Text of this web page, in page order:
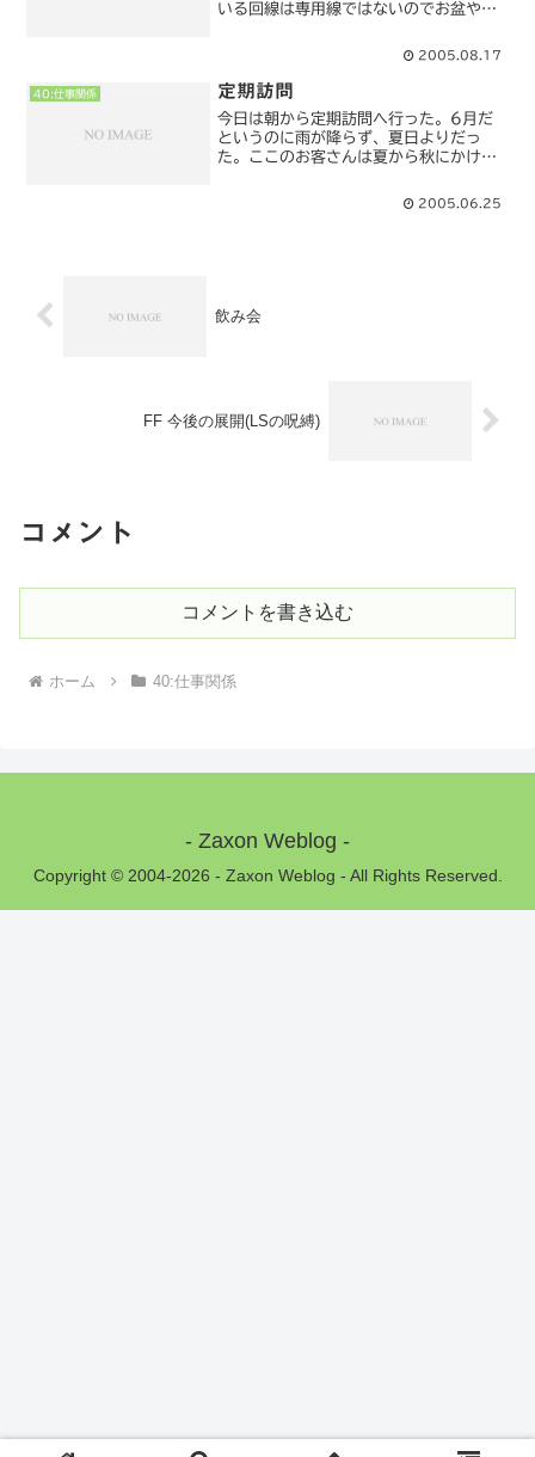
いる回線は専用線ではないのでお盆やお
メール等の処理でネットワークを使用し
眠い頭で判断し、午前中様...
2005.08.17
40:仕事関係 定期訪問
今日は朝から定期訪問へ行った。6月だ
というのに雨が降らず、夏日よりだっ
た。ここのお客さんは夏から秋にかけて
バージョンから数えると4年目になる。
初期バージョンから考えると大規模化し
2005.06.25
飲み会
FF 今後の展開(LSの呪縛)
コメント
コメントを書き込む
ホーム 40:仕事関係
- Zaxon Weblog -
Copyright © 2004-2026 - Zaxon Weblog - All Rights Reserved.